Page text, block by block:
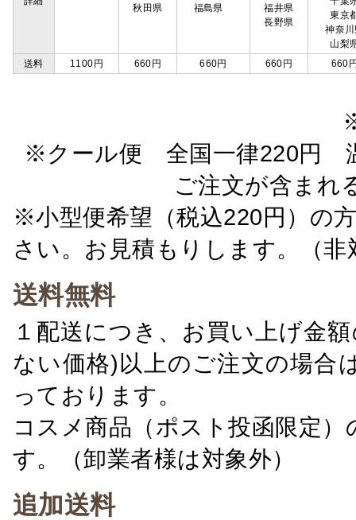
秋田県 福島県
福井県
長野県
東京
神奈
山梨
送料
1100円 660円 660円 660円 660
※クール便 全国一律220円
ご注文が含ま
※小型便希望（税込220円）の
さい。お見積もりします。（非
送料無料
１配送につき、お買い上げ金
ない価格)以上のご注文の場合
っております。
コスメ商品（ポスト投函限定
す。（卸業者様は対象外）
追加送料